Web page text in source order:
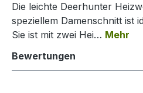
Die leichte Deerhunter
speziellem Damenschnitt ist
Sie ist mit zwei Hei… Mehr
Bewertungen